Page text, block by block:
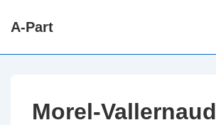
passer
A-Part
Morel-Vallernaud